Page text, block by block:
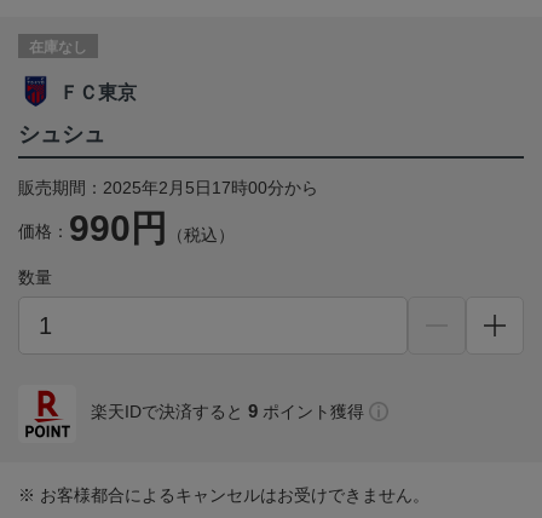
在庫なし
ＦＣ東京
シュシュ
販売期間：2025年2月5日17時00分から
価格： 990円 （税込）
数量
楽天IDで決済すると 9 ポイント獲得
※ お客様都合によるキャンセルはお受けできません。